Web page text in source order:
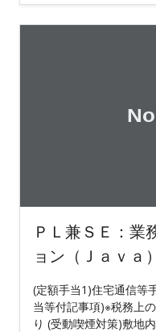
ＰＬ兼ＳＥ：業
ョン（Ｊａｖａ
(定額手当1)住宅通信等
当等付記事項)※税務上
り (受動喫煙対策)敷地